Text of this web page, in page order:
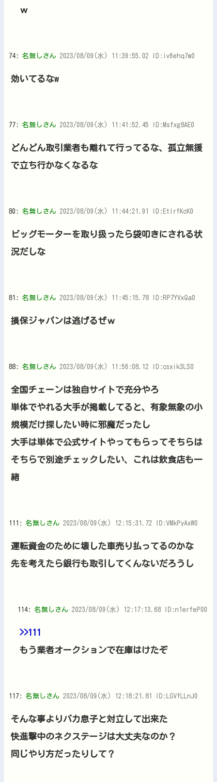
ｗ
74: 名無しさん 2023/08/09(水) 11:39:55.02 ID:iv6ehq7m0
効いてるなw
77: 名無しさん 2023/08/09(水) 11:41:52.45 ID:Msfxg8AE0
どんどん取引業者も離れて行ってるな、孤立無援
で立ち行かなくなるな
80: 名無しさん 2023/08/09(水) 11:44:21.91 ID:EtlrfKcK0
ビッグモーターを取り扱ったら袋叩きにされる状
況だしな
81: 名無しさん 2023/08/09(水) 11:45:15.78 ID:RP7YVxQa0
損保ジャパンは逃げるぜｗ
88: 名無しさん 2023/08/09(水) 11:56:08.12 ID:csxik3LS0
全国チェーンは独自サイトで充分やろ
単体でやれる大手が掲載してると、有象無象の小
規模だけ探したい時に邪魔だったし
大手は単体で公式サイトやってもらってそちらは
そちらで別途チェックしたい、これは飲食店も一
緒
111: 名無しさん 2023/08/09(水) 12:15:31.72 ID:VMkPyAxW0
運転資金のために壊した車売り払ってるのかな
先を考えたら銀行も取引してくんないだろうし
114: 名無しさん 2023/08/09(水) 12:17:13.68 ID:n1erfeP00
>>111
もう業者オークションで在庫はけたぞ
117: 名無しさん 2023/08/09(水) 12:18:21.81 ID:LGVfLLnJ0
そんな事よりバカ息子と対立して出来た
快進撃中のネクステージは大丈夫なのか？
同じやり方だったりして？